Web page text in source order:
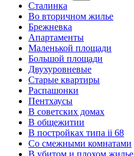
Сталинка
Во вторичном жилье
Брежневка
Апартаменты
Маленькой площади
Большой площади
Двухуровневые
Старые квартиры
Распашонки
Пентхаусы
В советских домах
В общежитии
В постройках типа ii 68
Со смежными комнатами
В убитом и плохом жилье